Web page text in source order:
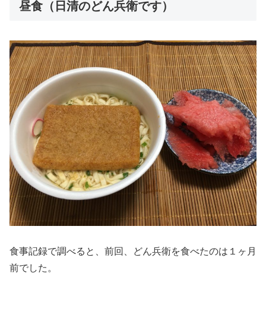
昼食（日清のどん兵衛です）
食事記録で調べると、前回、どん兵衛を食べたのは１ヶ月
前でした。